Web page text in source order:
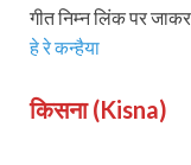
गीत निम्न लिंक पर
हे रे कन्हैया
किसना (Kisna)